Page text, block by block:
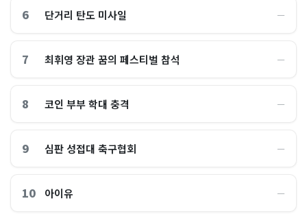
6 단거리 탄도 미사일 ―
7 최휘영 장관 꿈의 페스티벌 참석 ―
8 코인 부부 학대 충격 ―
9 심판 성접대 축구협회 ―
10 아이유 ―